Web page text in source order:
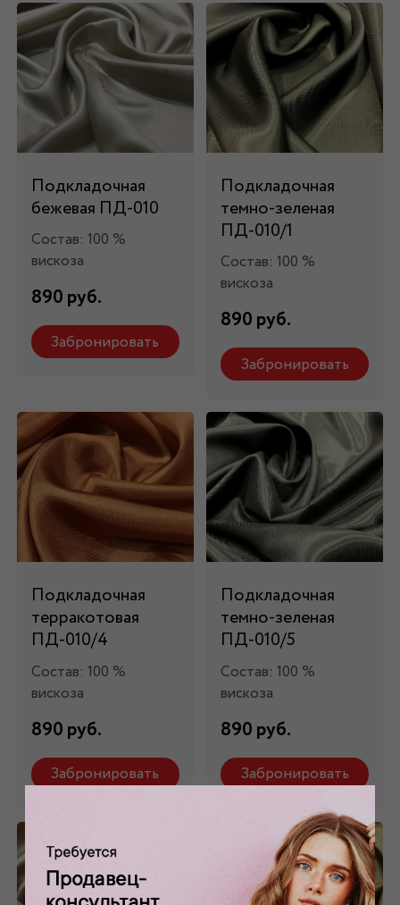
Подкладочная
бежевая ПД-010
Состав: 100 %
вискоза
890 руб.
Забронировать
Подкладочная
темно-зеленая
ПД-010/1
Состав: 100 %
вискоза
890 руб.
Забронировать
Подкладочная
терракотовая
ПД-010/4
Состав: 100 %
вискоза
890 руб.
Забронировать
Подкладочная
темно-зеленая
ПД-010/5
Состав: 100 %
вискоза
890 руб.
Забронировать